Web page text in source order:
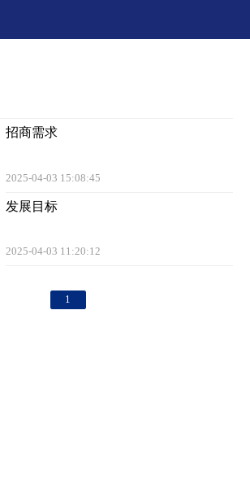
招商需求
2025-04-03 15:08:45
发展目标
2025-04-03 11:20:12
1